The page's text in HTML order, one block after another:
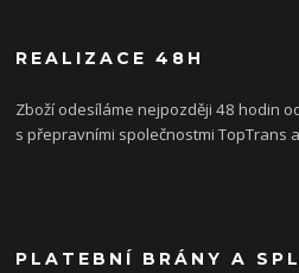
REALIZACE 48H
Zboží odesíláme nejpozději 48 hodin
s přepravními společnostmi TopTrans a
PLATEBNÍ BRÁNY A